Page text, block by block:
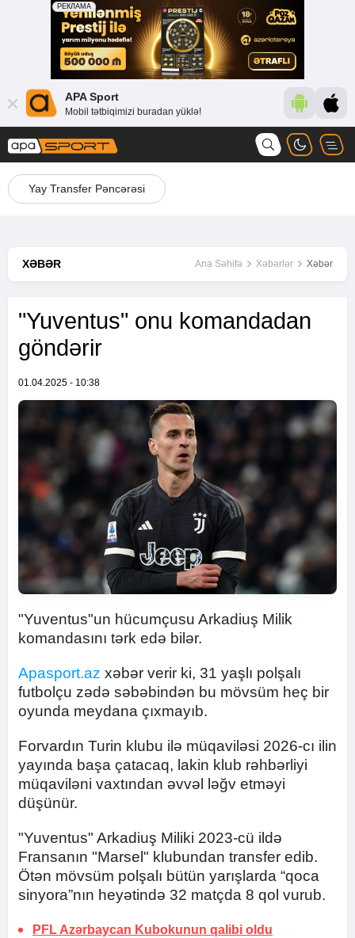
APA Sport
Mobil tətbiqimizi buradan yüklə!
Yay Transfer Pəncərəsi
XƏBƏR Ana Səhifə Xəbərlər Xəbər
"Yuventus" onu komandadan
göndərir
01.04.2025 - 10:38
"Yuventus"un hücumçusu Arkadiuş Milik
komandasını tərk edə bilər.
Apasport.az xəbər verir ki, 31 yaşlı polşalı
futbolçu zədə səbəbindən bu mövsüm heç bir
oyunda meydana çıxmayıb.
Forvardın Turin klubu ilə müqaviləsi 2026-cı ilin
yayında başa çatacaq, lakin klub rəhbərliyi
müqaviləni vaxtından əvvəl ləğv etməyi
düşünür.
"Yuventus" Arkadiuş Miliki 2023-cü ildə
Fransanın "Marsel" klubundan transfer edib.
Ötən mövsüm polşalı bütün yarışlarda “qoca
sinyora”nın heyətində 32 matçda 8 qol vurub.
PFL Azərbaycan Kubokunun qalibi oldu